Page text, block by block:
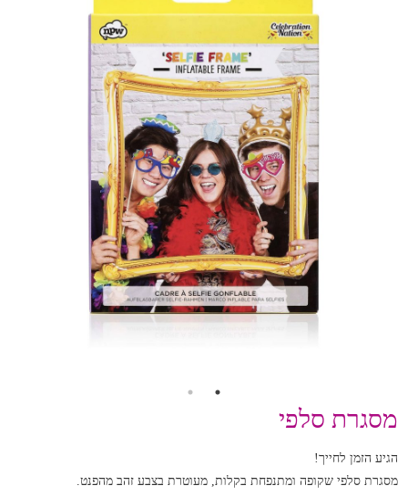
מסגרת סלפי
הגיע הזמן לחייך!
מסגרת סלפי שקופה ומתנפחת בקלות, מעוטרת בצבע זהב מהפנט.